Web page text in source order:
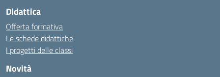
Didattica
Offerta formativa
Le schede didattiche
I progetti delle classi
Novità